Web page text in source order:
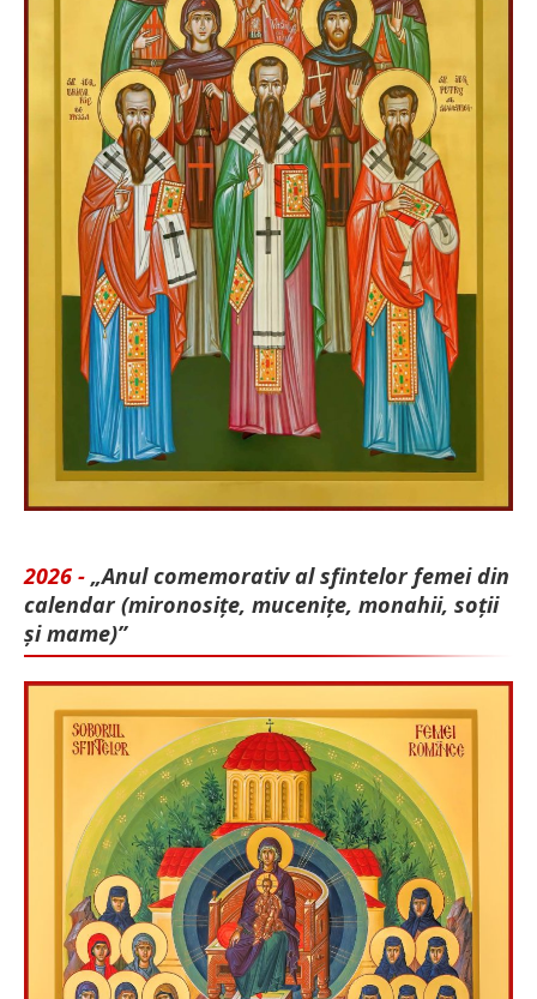
2026 - „Anul comemorativ al sfintelor femei din
calendar (mironosițe, mu­cenițe, monahii, soții
și mame)”